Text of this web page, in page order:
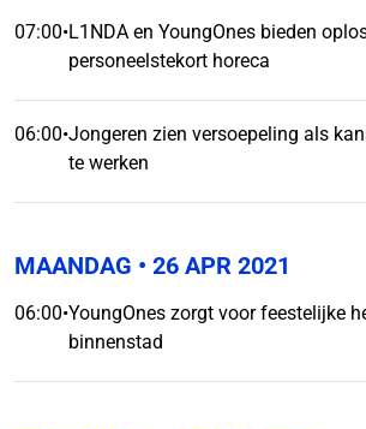
07:00•L1NDA en YoungOnes bieden
personeelstekort horeca
06:00•Jongeren zien versoepeling als
te werken
MAANDAG • 26 APR 2021
06:00•YoungOnes zorgt voor feestelijke
binnenstad